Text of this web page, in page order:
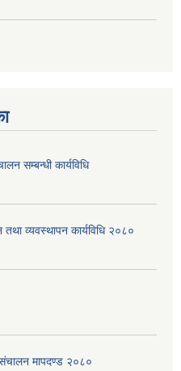
सम्बन्धी कार्यविधि
व्यवस्थापन कार्यविधि २०८०
मापदण्ड २०८०